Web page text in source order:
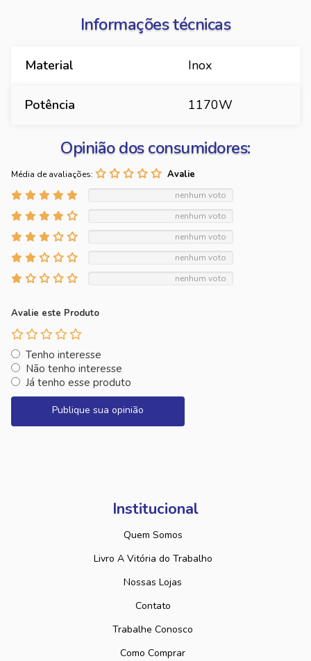
Informações técnicas
Material Inox
Potência 1170W
Opinião dos consumidores:
Média de avaliações:
nenhum voto
nenhum voto
nenhum voto
nenhum voto
nenhum voto
Avalie este Produto
Tenho interesse
Não tenho interesse
Já tenho esse produto
Publique sua opinião
Institucional
Quem Somos
Livro A Vitória do Trabalho
Nossas Lojas
Contato
Trabalhe Conosco
Como Comprar